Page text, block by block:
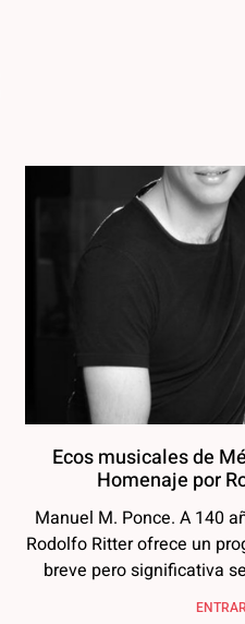
Ecos musicales de
Homenaje por
Manuel M. Ponce. A 140
Rodolfo Ritter ofrece un
breve pero significativa
ENTRAR